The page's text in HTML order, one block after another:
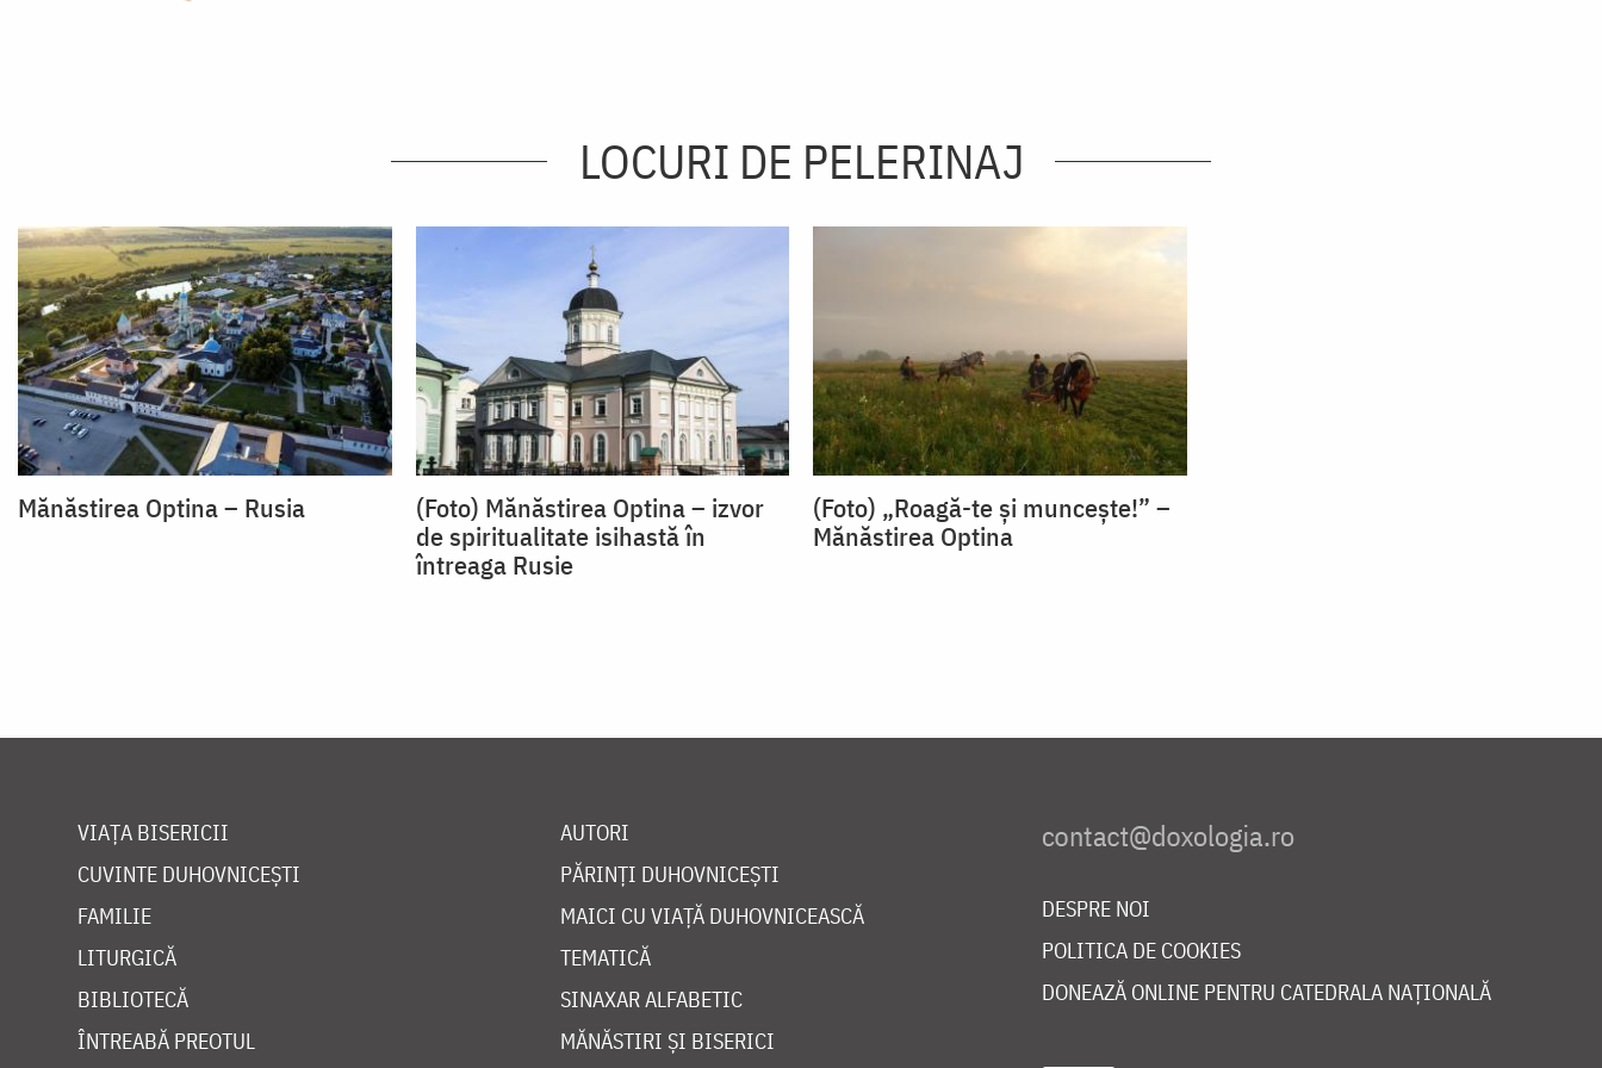
LOCURI DE PELERINAJ
Mănăstirea Optina – Rusia
(Foto) Mănăstirea Optina – izvor
de spiritualitate isihastă în
întreaga Rusie
(Foto) „Roagă-te și muncește!” –
Mănăstirea Optina
VIAȚA BISERICII
CUVINTE DUHOVNICEȘTI
FAMILIE
LITURGICĂ
BIBLIOTECĂ
ÎNTREABĂ PREOTUL
AUTORI
PĂRINȚI DUHOVNICEȘTI
MAICI CU VIAȚĂ DUHOVNICEASCĂ
TEMATICĂ
SINAXAR ALFABETIC
MĂNĂSTIRI ȘI BISERICI
DESPRE NOI
POLITICA DE COOKIES
DONEAZĂ ONLINE PENTRU CATEDRALA NAȚIONALĂ